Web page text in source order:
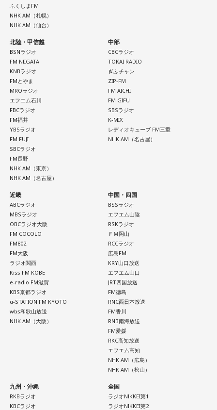
・財布を新調する
・財布を使い始める
・銀行口座を開設する
・旅行や出張へ出発する
・新しい挑戦を始める
一方で、「戻る」という意味合いから、結婚や結納などのお
祝い事には向かないとする考え方もあります。暦の解釈には
流派や地域による違いもあるため、一つの目安として参考に
するとよいでしょう。
■2026年8月8日に財布を新調するのはあり？
寅の日は、お金に関する縁起の良い日として知られているこ
とから、財布を購入したり、使い始めたりするタイミングと
して選ぶ人もいます。
「お金が無事に戻ってくる」という言い伝えに由来するもの
で、開運アクションとして親しまれている考え方です。
ただし、財布を新調したからといって金運の上昇が保証され
るわけではありません。あくまでも縁起担ぎとして取り入れ
られている習慣です。
■2026年8月8日に宝くじを買うのは？
寅の日は、金運にまつわる吉日として紹介されることが多い
ため、宝くじを購入するタイミングとして意識する人もいま
す。
一方で、宝くじの当選を保証するものではありません。「縁
起の良い日に買いたい」という気持ちから、暦を参考にする
■2026年8月8日に旅行へ行くのは？
寅の日は、「千里行って千里帰る」という言い伝えから、旅
行や出張にも縁起が良い日とされています。
ふくしまFM
NHK AM（札幌）
NHK AM（仙台）
北陸・甲信越
BSNラジオ
FM NIIGATA
KNBラジオ
FMとやま
MROラジオ
エフエム石川
FBCラジオ
FM福井
YBSラジオ
FM FUJI
SBCラジオ
FM長野
NHK AM（東京）
NHK AM（名古屋）
中部
CBCラジオ
TOKAI RADIO
ぎふチャン
ZIP-FM
FM AICHI
FM GIFU
SBSラジオ
K-MIX
レディオキューブ FM三重
NHK AM（名古屋）
近畿
ABCラジオ
MBSラジオ
OBCラジオ大阪
FM COCOLO
FM802
FM大阪
ラジオ関西
Kiss FM KOBE
e-radio FM滋賀
KBS京都ラジオ
α-STATION FM KYOTO
wbs和歌山放送
NHK AM（大阪）
中国・四国
BSSラジオ
エフエム山陰
RSKラジオ
ＦＭ岡山
RCCラジオ
広島FM
KRY山口放送
エフエム山口
JRT四国放送
FM徳島
RNC西日本放送
FM香川
RNB南海放送
FM愛媛
RKC高知放送
エフエム高知
NHK AM（広島）
NHK AM（松山）
九州・沖縄
RKBラジオ
KBCラジオ
全国
ラジオNIKKEI第1
ラジオNIKKEI第2